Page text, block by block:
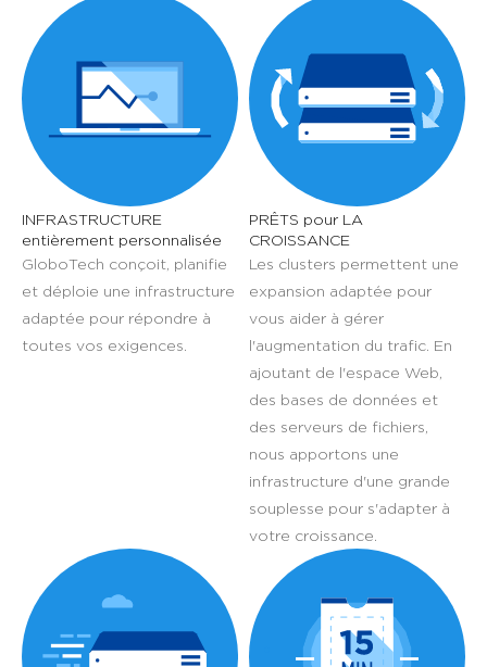
INFRASTRUCTURE
entièrement personnalisée
GloboTech conçoit, planifie
et déploie une infrastructure
adaptée pour répondre à
toutes vos exigences.
PRÊTS pour LA
CROISSANCE
Les clusters permettent une
expansion adaptée pour
vous aider à gérer
l'augmentation du trafic. En
ajoutant de l'espace Web,
des bases de données et
des serveurs de fichiers,
nous apportons une
infrastructure d'une grande
souplesse pour s'adapter à
votre croissance.